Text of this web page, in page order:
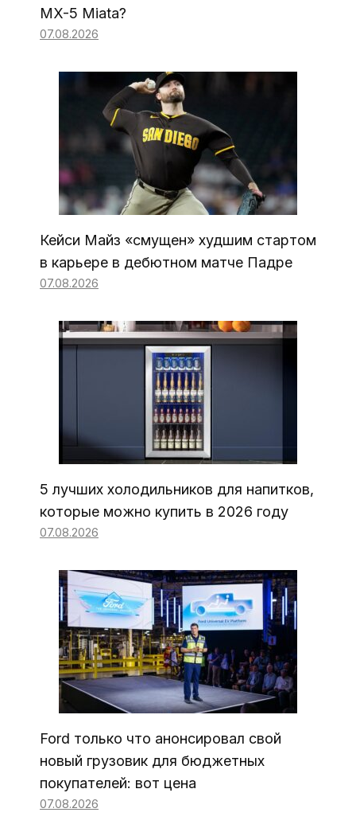
MX-5 Miata?
07.08.2026
Кейси Майз «смущен» худшим стартом
в карьере в дебютном матче Падре
07.08.2026
5 лучших холодильников для напитков,
которые можно купить в 2026 году
07.08.2026
Ford только что анонсировал свой
новый грузовик для бюджетных
покупателей: вот цена
07.08.2026